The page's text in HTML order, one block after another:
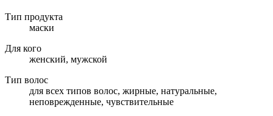
Тип продукта
маски
Для кого
женский, мужской
Тип волос
для всех типов волос, жирные, натуральные,
неповрежденные, чувствительные